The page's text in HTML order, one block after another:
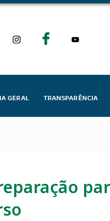
GERAL TRANSPARÊNCIA